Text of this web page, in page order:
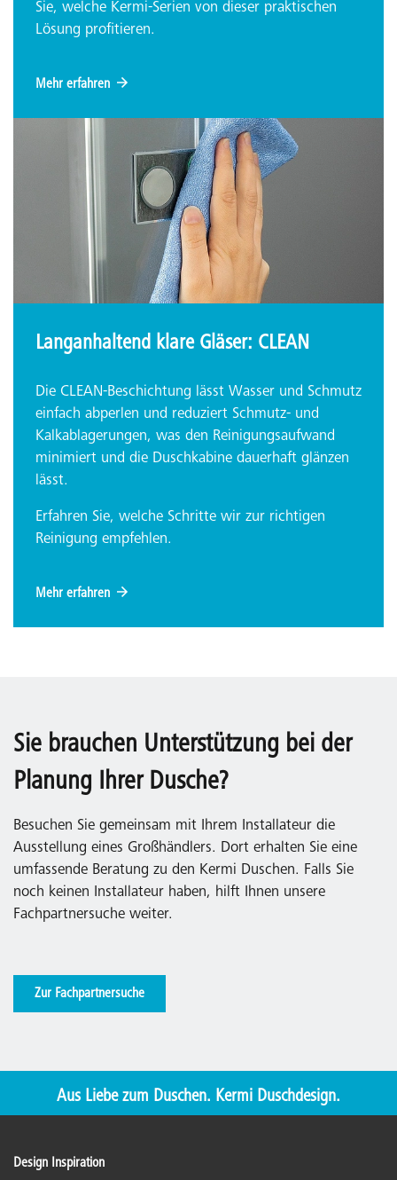
Sie, welche Kermi-Serien von dieser praktischen
Lösung profitieren.
Mehr erfahren
Langanhaltend klare Gläser: CLEAN
Die CLEAN-Beschichtung lässt Wasser und Schmutz
einfach abperlen und reduziert Schmutz- und
Kalkablagerungen, was den Reinigungsaufwand
minimiert und die Duschkabine dauerhaft glänzen
lässt.
Erfahren Sie, welche Schritte wir zur richtigen
Reinigung empfehlen.
Mehr erfahren
Sie brauchen Unterstützung bei der
Planung Ihrer Dusche?
Besuchen Sie gemeinsam mit Ihrem Installateur die
Ausstellung eines Großhändlers. Dort erhalten Sie eine
umfassende Beratung zu den Kermi Duschen. Falls Sie
noch keinen Installateur haben, hilft Ihnen unsere
Fachpartnersuche weiter.
Zur Fachpartnersuche
Aus Liebe zum Duschen. Kermi Duschdesign.
Design Inspiration